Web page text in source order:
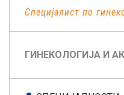
Специјалист по
ГИНЕКОЛОГИЈА И